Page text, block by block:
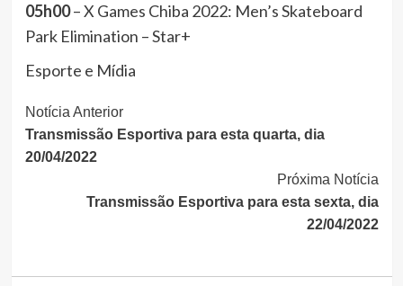
05h00– X Games Chiba 2022: Men’s Skateboard
Park Elimination – Star+
Esporte e Mídia
Continue
Lendo
Notícia Anterior
Transmissão Esportiva para esta quarta, dia
20/04/2022
Próxima Notícia
Transmissão Esportiva para esta sexta, dia
22/04/2022